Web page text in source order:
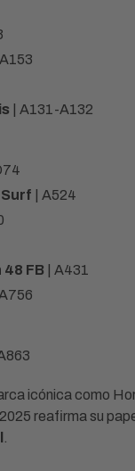
A153
| A131-A132
Surf | A524
FB | A431
A756
icónica como
reafirma su